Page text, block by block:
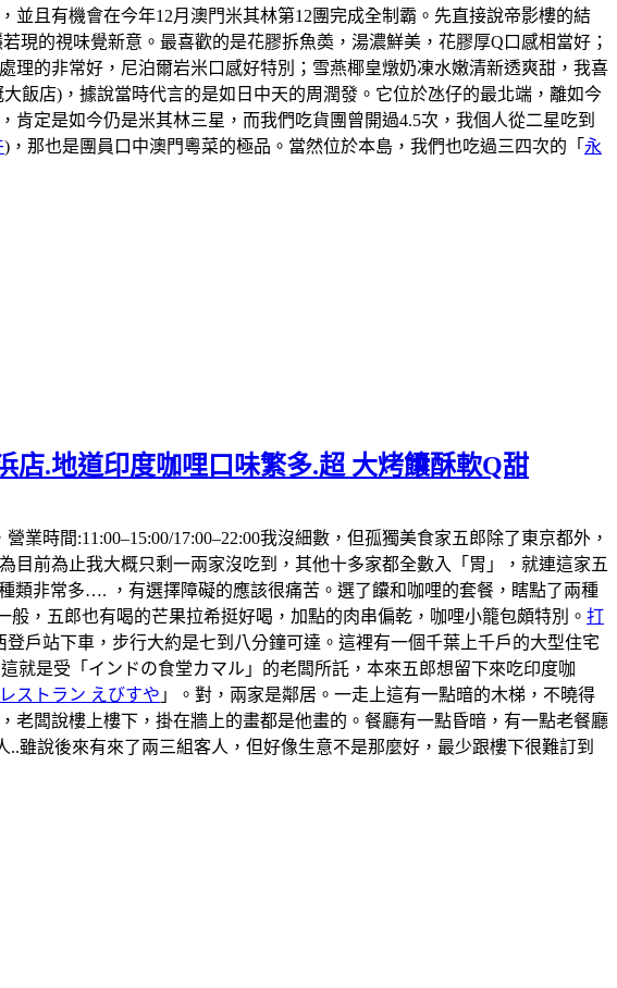
並且有機會在今年12月澳門米其林第12團完成全制霸。先直接說帝影樓的結
的視味覺新意。最喜歡的是花膠拆魚𡙡，湯濃鮮美，花膠厚Q口感相當好；
的非常好，尼泊爾岩米口感好特別；雪燕椰皇燉奶凍水嫩清新透爽甜，我喜
飯店)，據說當時代言的是如日中天的周潤發。它位於氹仔的最北端，離如今
定是如今仍是米其林三星，而我們吃貨團曾開過4.5次，我個人從二星吃到
)，那也是團員口中澳門粵菜的極品。當然位於本島，我們也吃過三四次的「 永
店.地道印度咖哩口味繁多.超 大烤饢酥軟Q甜
時間:11:00–15:00/17:00–22:00我沒細數，但孤獨美食家五郎除了東京都外，
前為止我大概只剩一兩家沒吃到，其他十多家都全數入「胃」，就連這家五
類非常多…. ，有選擇障礙的應該很痛苦。選了饢和咖哩的套餐，瞎點了兩種
，五郎也有喝的芒果拉希挺好喝，加點的肉串偏乾，咖哩小籠包頗特別。 打
戶站下車，步行大約是七到八分鐘可達。這裡有一個千葉上千戶的大型住宅
就是受「インドの食堂カマル」的老闆所託，本來五郎想留下來吃印度咖
ストラン えびすや 」。對，兩家是鄰居。一走上這有一點暗的木梯，不曉得
老闆說樓上樓下，掛在牆上的畫都是他畫的。餐廳有一點昏暗，有一點老餐廳
雖說後來有來了兩三組客人，但好像生意不是那麼好，最少跟樓下很難訂到